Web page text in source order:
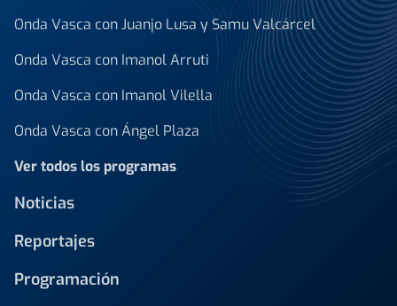
Onda Vasca con Juanjo Lusa y Samu Valcárcel
Onda Vasca con Imanol Arruti
Onda Vasca con Imanol Vilella
Onda Vasca con Ángel Plaza
Ver todos los programas
Noticias
Reportajes
Programación